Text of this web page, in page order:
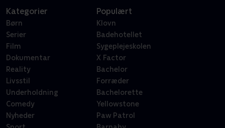
Kategorier
Børn
Serier
Film
Dokumentar
Reality
Livsstil
Underholdning
Comedy
Nyheder
Populært
Klovn
Badehotellet
Sygeplejeskolen
X Factor
Bachelor
Forræder
Bachelorette
Yellowstone
Paw Patrol